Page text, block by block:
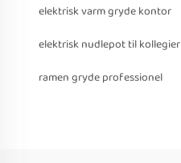
elektrisk varm gryde kontor
elektrisk nudlepot til kollegier
ramen gryde professionel